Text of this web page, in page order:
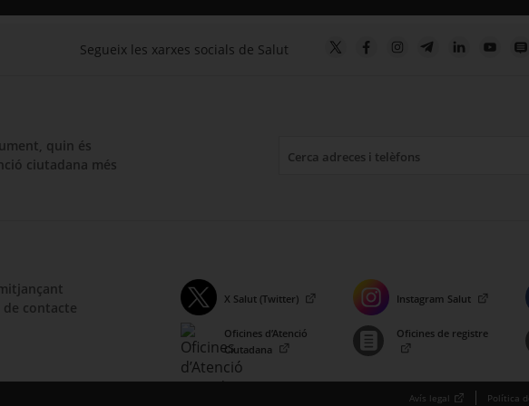
Segueix les xarxes socials de Salut
quin és
ciutadana més
de contacte
X Salut (Twitter)
. Obre en una nova finestra. Instagram Salut
. Obre en una nova
Oficines d’Atenció
Ciutadana
. Obre en una nova finestra.
Oficines de registre
. Obre en una nova
Avís legal Política